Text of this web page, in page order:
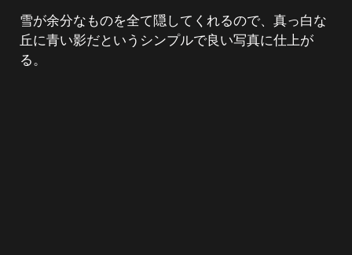
雪が余分なものを全て隠してくれるので、真っ白な
丘に青い影だというシンプルで良い写真に仕上が
る。